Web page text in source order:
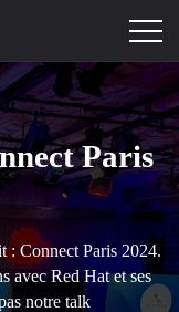
Paris
: Connect Paris 2024.
avec Red Hat et ses
notre talk